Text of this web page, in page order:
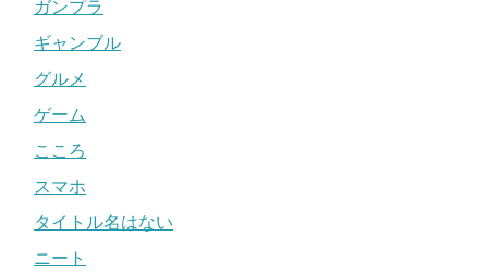
ガンプラ
ギャンブル
グルメ
ゲーム
こころ
スマホ
タイトル名はない
ニート